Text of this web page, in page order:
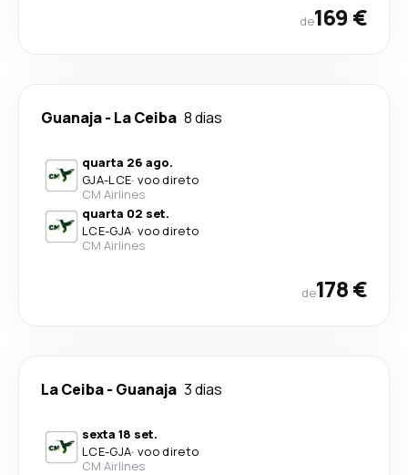
de169 €
Guanaja- La Ceiba 8 dias
quarta 26 ago.
GJA-LCE· voo direto
CM Airlines
quarta 02 set.
LCE-GJA· voo direto
CM Airlines
de178 €
La Ceiba- Guanaja 3 dias
sexta 18 set.
LCE-GJA· voo direto
CM Airlines